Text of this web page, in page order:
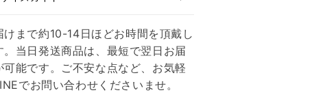
】
ン】
ウ
エ
ス
けまで約10-14日ほどお時間を頂戴し
。当日発送商品は、最短で翌日お届
可能です。ご不安な点など、お気軽
でお問い合わせくださいませ。